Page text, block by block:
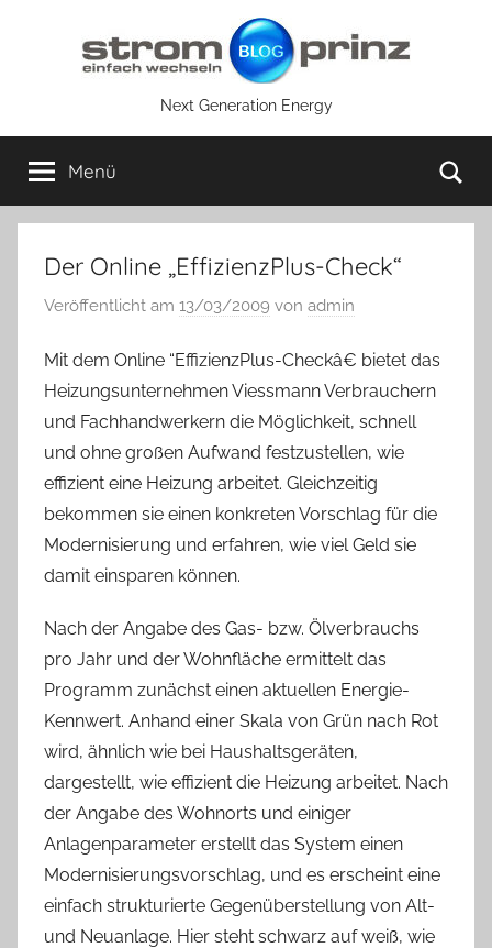
Next Generation Energy
Menü
Der Online „EffizienzPlus-Check“
Veröffentlicht am 13/03/2009 von admin
Mit dem Online “EffizienzPlus-Checkâ€ bietet das
Heizungsunternehmen Viessmann Verbrauchern
und Fachhandwerkern die Möglichkeit, schnell
und ohne großen Aufwand festzustellen, wie
effizient eine Heizung arbeitet. Gleichzeitig
bekommen sie einen konkreten Vorschlag für die
Modernisierung und erfahren, wie viel Geld sie
damit einsparen können.
Nach der Angabe des Gas- bzw. Ölverbrauchs
pro Jahr und der Wohnfläche ermittelt das
Programm zunächst einen aktuellen Energie-
Kennwert. Anhand einer Skala von Grün nach Rot
wird, ähnlich wie bei Haushaltsgeräten,
dargestellt, wie effizient die Heizung arbeitet. Nach
der Angabe des Wohnorts und einiger
Anlagenparameter erstellt das System einen
Modernisierungsvorschlag, und es erscheint eine
einfach strukturierte Gegenüberstellung von Alt-
und Neuanlage. Hier steht schwarz auf weiß, wie